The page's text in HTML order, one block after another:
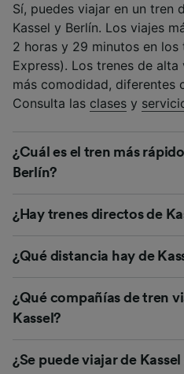
Sí, puedes viajar en un tren
Kassel y Berlín. Los viajes
2 horas y 29 minutos en los
Express). Los trenes de
más comodidad, diferentes
Consulta las clases y
¿Cuál es el tren más
Berlín?
¿Hay trenes directos de
¿Qué distancia hay de
¿Qué compañías de tren
Kassel?
¿Se puede viajar de